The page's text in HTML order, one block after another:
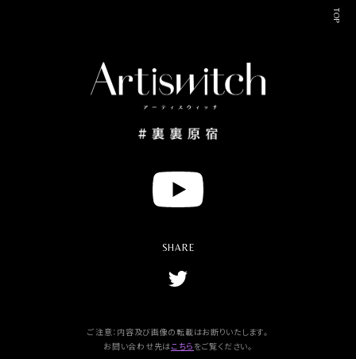
Y
o
u
SHARE
T
w
t
e
TOP
ご注意：内容及び画像の転載はお断りいたします。
お問い合わせ先はこちら をご覧ください。